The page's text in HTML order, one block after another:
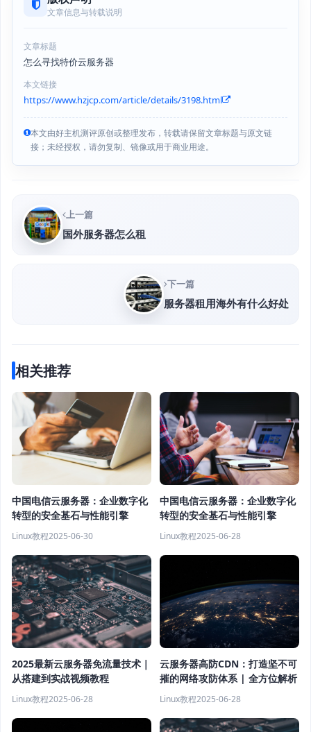
文章信息与转载说明
文章标题
怎么寻找特价云服务器
本文链接
https://www.hzjcp.com/article/details/3198.html
本文由好主机测评原创或整理发布，转载请保留文章标题与原文链
接；未经授权，请勿复制、镜像或用于商业用途。
上一篇
国外服务器怎么租
下一篇
服务器租用海外有什么好处
相关推荐
中国电信云服务器：企业数字化
转型的安全基石与性能引擎
Linux教程2025-06-30
中国电信云服务器：企业数字化
转型的安全基石与性能引擎
Linux教程2025-06-28
2025最新云服务器免流量技术｜
从搭建到实战视频教程
Linux教程2025-06-28
云服务器高防CDN：打造坚不可
摧的网络攻防体系 | 全方位解析
Linux教程2025-06-28